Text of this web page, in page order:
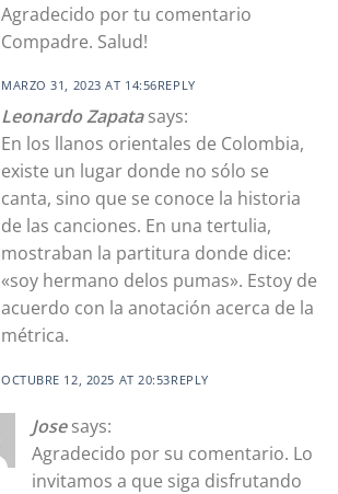
Agradecido por tu comentario
Compadre. Salud!
MARZO 31, 2023 AT 14:56REPLY
Leonardo Zapata says:
En los llanos orientales de Colombia,
existe un lugar donde no sólo se
canta, sino que se conoce la historia
de las canciones. En una tertulia,
mostraban la partitura donde dice:
«soy hermano delos pumas». Estoy de
acuerdo con la anotación acerca de la
métrica.
OCTUBRE 12, 2025 AT 20:53REPLY
Jose says:
Agradecido por su comentario. Lo
invitamos a que siga disfrutando